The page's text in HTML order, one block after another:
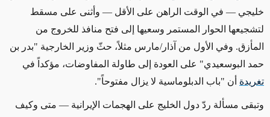
خليجي — في الوقت الراهن على الأقل — وأثنى على مسقط
لتشجيعها الحوار المستمر وسعيها إلى فتح منافذ للخروج من
المأزق. وفي الأول من آذار/مارس مثلاً، حثّ وزير الخارجية "بدر بن
حمد البوسعيدي" على العودة إلى طاولة المفاوضات، مؤكداً في
تغريدة أن "باب الدبلوماسية لا يزال مفتوحاً".
وتبقى مسألة ردّ دول الخليج على الهجمات الإيرانية — متى وكيف